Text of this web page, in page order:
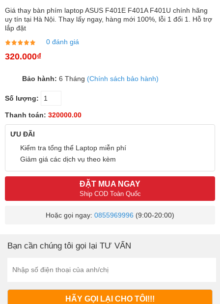
Giá thay bàn phím laptop ASUS F401E F401A F401U chính hãng
uy tín tại Hà Nội. Thay lấy ngay, hàng mới 100%, lỗi 1 đổi 1. Hỗ trợ
lắp đặt
0 đánh giá
320.000₫
Bảo hành: 6 Tháng (Chính sách bảo hành)
Số lượng:
Thanh toán: 320000.00
ƯU ĐÃI
Kiểm tra tổng thể Laptop miễn phí
Giảm giá các dịch vụ theo kèm
ĐẶT MUA NGAY
Ship COD Toàn Quốc
Hoặc gọi ngay: 0855969996 (9:00-20:00)
Bạn cần chúng tôi gọi lại TƯ VẤN
HÃY GỌI LẠI CHO TÔI!!!